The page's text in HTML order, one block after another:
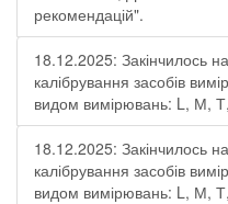
рекомендацій".
18.12.2025: Закінчилось
калібрування засобів
видом вимірювань: L, М,
18.12.2025: Закінчилось
калібрування засобів
видом вимірювань: L, М,